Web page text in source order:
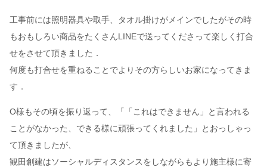
工事前には照明器具や取手、タオル掛けがメインでしたがその時
もおもしろい商品をたくさんLINEで送ってくださって楽しく打合
せをさせて頂きました．
何度も打合せを重ねることでよりその方らしいお家になってきま
す．
O様もその頃を振り返って、「「これはできません」と言われる
ことがなかった、できる様に頑張ってくれました」とおっしゃっ
て頂きましたが、
観田創建はソーシャルディスタンスをしながらもより施主様に寄